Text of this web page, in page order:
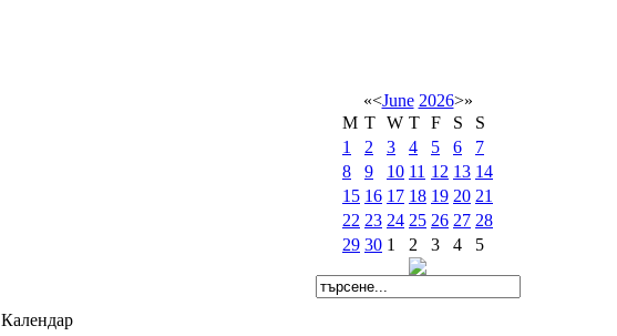
«<June 2026>»
M T W T F S
S
1
2 3 4 5 6
7
8
9 10 11 12 13 14
15 16 17 18 19 20 21
22 23 24 25 26 27 28
29 30 1 2 3 4 5
Календар